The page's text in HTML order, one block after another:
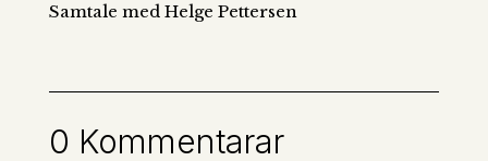
Samtale med Helge Pettersen
0 Kommentarar